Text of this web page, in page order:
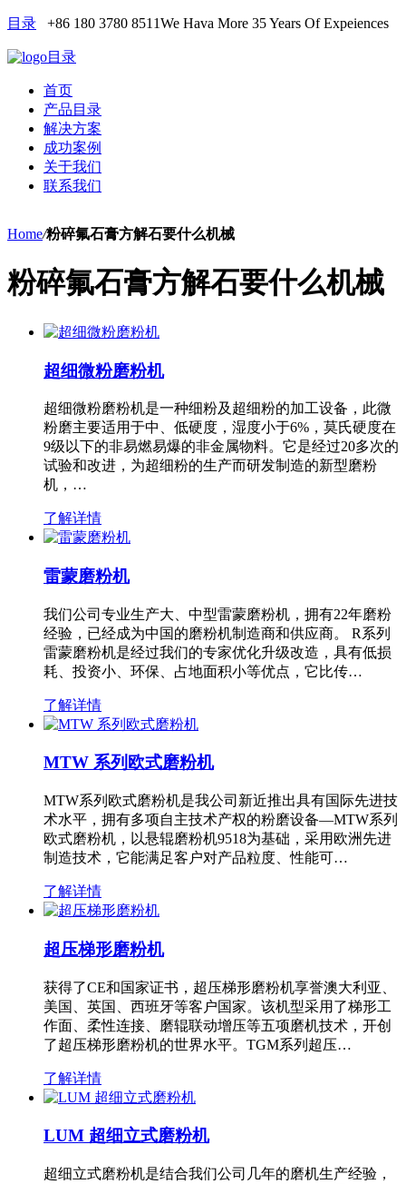
目录 +86 180 3780 8511We Hava More 35 Years Of Expeiences
目录
首页
产品目录
解决方案
成功案例
关于我们
联系我们
Home/粉碎氟石膏方解石要什么机械
粉碎氟石膏方解石要什么机械
超细微粉磨粉机
超细微粉磨粉机是一种细粉及超细粉的加工设备，此微
粉磨主要适用于中、低硬度，湿度小于6%，莫氏硬度在
9级以下的非易燃易爆的非金属物料。它是经过20多次的
试验和改进，为超细粉的生产而研发制造的新型磨粉
机，…
了解详情
雷蒙磨粉机
我们公司专业生产大、中型雷蒙磨粉机，拥有22年磨粉
经验，已经成为中国的磨粉机制造商和供应商。 R系列
雷蒙磨粉机是经过我们的专家优化升级改造，具有低损
耗、投资小、环保、占地面积小等优点，它比传…
了解详情
MTW 系列欧式磨粉机
MTW系列欧式磨粉机是我公司新近推出具有国际先进技
术水平，拥有多项自主技术产权的粉磨设备—MTW系列
欧式磨粉机，以悬辊磨粉机9518为基础，采用欧洲先进
制造技术，它能满足客户对产品粒度、性能可…
了解详情
超压梯形磨粉机
获得了CE和国家证书，超压梯形磨粉机享誉澳大利亚、
美国、英国、西班牙等客户国家。该机型采用了梯形工
作面、柔性连接、磨辊联动增压等五项磨机技术，开创
了超压梯形磨粉机的世界水平。TGM系列超压…
了解详情
LUM 超细立式磨粉机
超细立式磨粉机是结合我们公司几年的磨机生产经验，